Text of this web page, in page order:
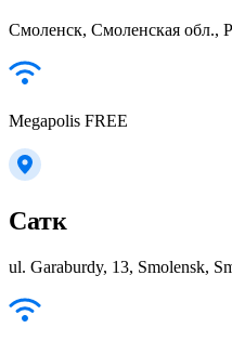
Смоленск, Смоленская обл.,
Megapolis FREE
Сатк
ul. Garaburdy, 13, Smolensk,